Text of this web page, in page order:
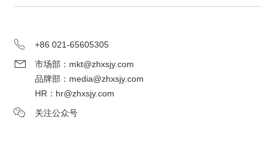
+86 021-65605305
市场部：mkt@zhxsjy.com
品牌部：media@zhxsjy.com
HR：hr@zhxsjy.com
关注公众号